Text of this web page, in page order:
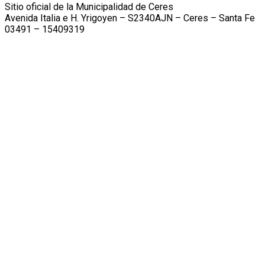
Sitio oficial de la Municipalidad de Ceres
Avenida Italia e H. Yrigoyen – S2340AJN – Ceres – Santa Fe
03491 – 15409319